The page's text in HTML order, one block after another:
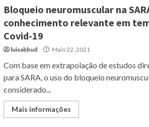
Bloqueio neuromuscular na
conhecimento relevante em
Covid-19
luisabbud Maio 22, 2021
Com base em extrapolação de estudos
para SARA, o uso do bloqueio
considerado...
Mais informações